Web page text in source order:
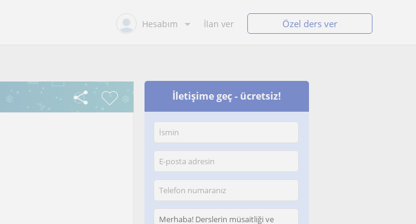
Hesabım İlan ver Özel ders ver
İletişime geç - ücretsiz!